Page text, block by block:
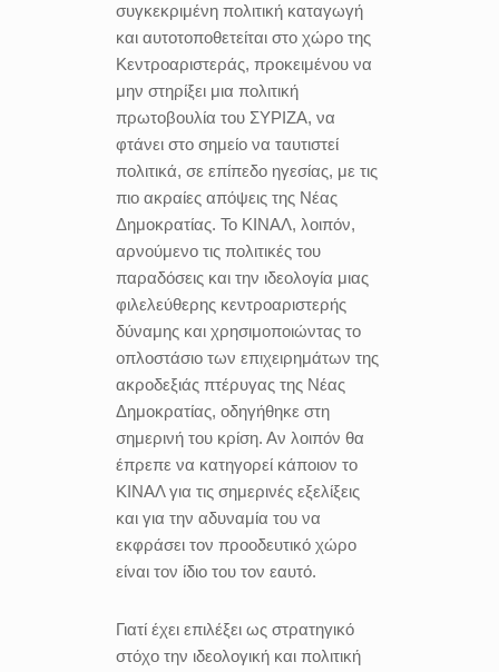
συγκεκριμένη πολιτική καταγωγή
και αυτοτοποθετείται στο χώρο της
Κεντροαριστεράς, προκειμένου να
μην στηρίξει μια πολιτική
πρωτοβουλία του ΣΥΡΙΖΑ, να
φτάνει στο σημείο να ταυτιστεί
πολιτικά, σε επίπεδο ηγεσίας, με τις
πιο ακραίες απόψεις της Νέας
Δημοκρατίας. Το ΚΙΝΑΛ, λοιπόν,
αρνούμενο τις πολιτικές του
παραδόσεις και την ιδεολογία μιας
φιλελεύθερης κεντροαριστερής
δύναμης και χρησιμοποιώντας το
οπλοστάσιο των επιχειρημάτων της
ακροδεξιάς πτέρυγας της Νέας
Δημοκρατίας, οδηγήθηκε στη
σημερινή του κρίση. Αν λοιπόν θα
έπρεπε να κατηγορεί κάποιον το
ΚΙΝΑΛ για τις σημερινές εξελίξεις
και για την αδυναμία του να
εκφράσει τον προοδευτικό χώρο
είναι τον ίδιο του τον εαυτό.
Γιατί έχει επιλέξει ως στρατηγικό
στόχο την ιδεολογική και πολιτική